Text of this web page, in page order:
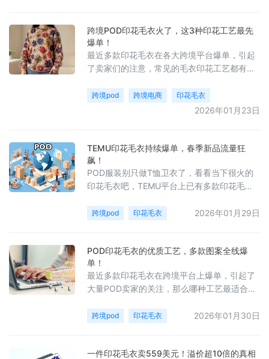
跨境POD印花毛衣火了，这3种印花工艺最先
爆单！
最近多款印花毛衣在各大跨境平台爆单，引起
了卖家们的注意，常见的毛衣印花工艺都有哪
跨境pod 跨境电商 印花毛衣
2026年01月23日
TEMU印花毛衣持续爆单，春季新品流量狂
飙！
POD服装别只做T恤卫衣了，看看当下很火的
印花毛衣吧，TEMU平台上已有多款印花毛衣
跨境pod 印花毛衣 2026年01月29日
POD印花毛衣的优质工艺，多款图案全线爆
单！
最近多款印花毛衣在跨境平台上爆单，引起了
大量POD卖家的关注，那么哪种工艺最适合毛
效果！
跨境pod 印花毛衣 2026年01月30日
一件印花毛衣卖559美元！溢价超10倍的真相